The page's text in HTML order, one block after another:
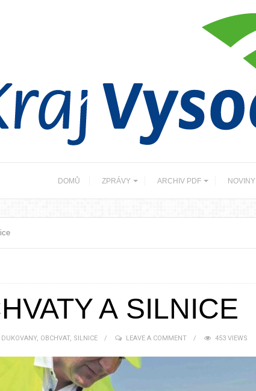
DOMŮ ZPRÁVY ARCHIV PDF NOVINY
A SILNICE
DUKOVANY, OBCHVAT, SILNICE LEAVE A COMMENT 453 VIEWS